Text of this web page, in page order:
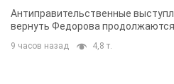
Антиправительственные
вернуть Федорова
9 часов назад 4,8 т.